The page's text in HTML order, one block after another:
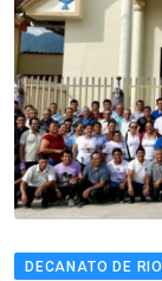
DECANATO DE